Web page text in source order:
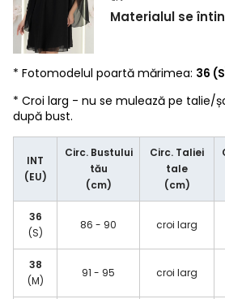
Materialul se
* Fotomodelul poartă mărimea: 36
* Croi larg - nu se mulează pe talie/
după bust.
INT
(EU)
Circ. Bustului
tău
(cm)
Circ. Taliei
tale
(cm)
36
(S)
86 - 90 croi larg
38
(M)
91 - 95 croi larg